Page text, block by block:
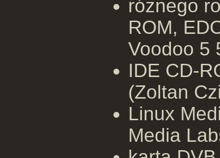
różnego
ROM,
Voodoo 5
IDE CD-
(Zoltan
Linux
Media